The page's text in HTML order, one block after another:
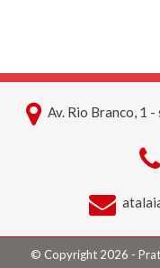
Av. Rio Branco, 1
© Copyright 2026 -